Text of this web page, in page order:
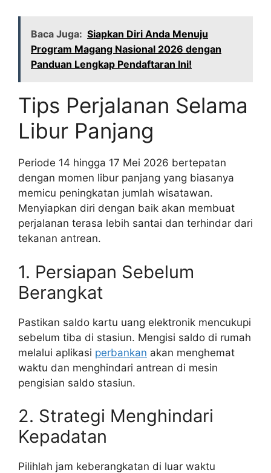
Baca Juga: Siapkan Diri Anda Menuju
Program Magang Nasional 2026 dengan
Panduan Lengkap Pendaftaran Ini!
Tips Perjalanan Selama
Libur Panjang
Periode 14 hingga 17 Mei 2026 bertepatan
dengan momen libur panjang yang biasanya
memicu peningkatan jumlah wisatawan.
Menyiapkan diri dengan baik akan membuat
perjalanan terasa lebih santai dan terhindar dari
tekanan antrean.
1. Persiapan Sebelum
Berangkat
Pastikan saldo kartu uang elektronik mencukupi
sebelum tiba di stasiun. Mengisi saldo di rumah
melalui aplikasi perbankan akan menghemat
waktu dan menghindari antrean di mesin
pengisian saldo stasiun.
2. Strategi Menghindari
Kepadatan
Pilihlah jam keberangkatan di luar waktu